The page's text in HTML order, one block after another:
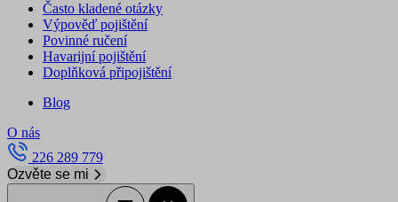
Často kladené otázky
Výpověď pojištění
Povinné ručení
Havarijní pojištění
Doplňková připojištění
Blog
O nás
226 289 779
Ozvěte se mi